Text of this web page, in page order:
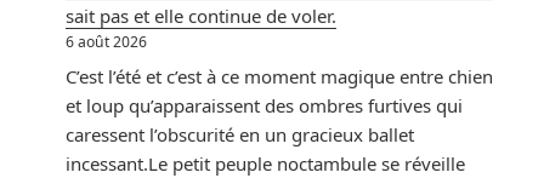
sait pas et elle continue de voler.
6 août 2026
C’est l’été et c’est à ce moment magique entre chien
et loup qu’apparaissent des ombres furtives qui
caressent l’obscurité en un gracieux ballet
incessant.Le petit peuple noctambule se réveille